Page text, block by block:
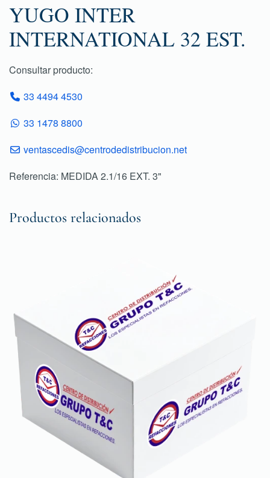
YUGO INTER
INTERNATIONAL 32 EST.
Consultar producto:
33 4494 4530
33 1478 8800
ventascedis@centrodedistribucion.net
Referencia: MEDIDA 2.1/16 EXT. 3"
Productos relacionados